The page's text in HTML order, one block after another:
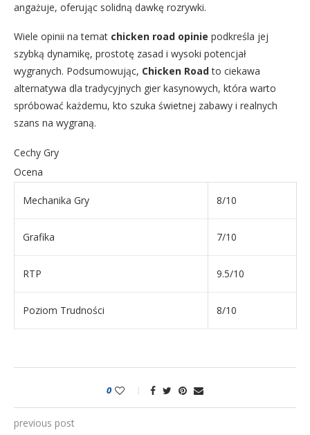
angażuje, oferując solidną dawkę rozrywki.
Wiele opinii na temat chicken road opinie podkreśla jej
szybką dynamikę, prostotę zasad i wysoki potencjał
wygranych. Podsumowując, Chicken Roadto ciekawa
alternatywa dla tradycyjnych gier kasynowych, która warto
spróbować każdemu, kto szuka świetnej zabawy i realnych
szans na wygraną.
Cechy Gry
Ocena
Mechanika Gry 8/10
Grafika 7/10
RTP 9.5/10
Poziom Trudności 8/10
0
previous post